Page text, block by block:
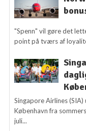
"Spenn" vil gøre det
point på tværs af
Singapore Airlines
København fra
juli...